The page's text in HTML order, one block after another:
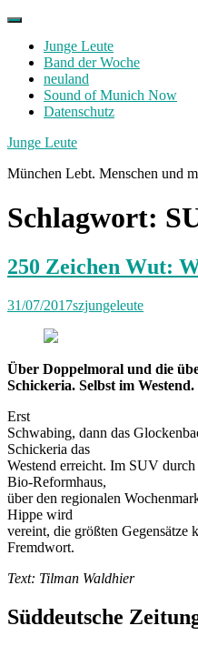
Skip
contentJunge Leute
Band der Woche
neuland
Sound of Munich Now
Datenschutz
Facebook
Twitter
Instagram
Junge Leute
München Lebt. Menschen und
Schlagwort:
250 Zeichen Wut:
31/07/2017szjungeleute
Über Doppelmoral und die
Schickeria. Selbst im Westend.
Erst
Schwabing, dann das
Schickeria das
Westend erreicht. Im SUV durch
Bio-Reformhaus,
über den regionalen
Hippe wird
vereint, die größten
Fremdwort.
Text: Tilman Waldhier
Süddeutsche